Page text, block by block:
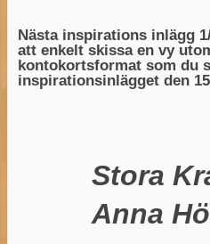
Nästa inspirations inlägg
att enkelt skissa en vy
kontokortsformat som du
inspirationsinlägget den
Stora
Anna